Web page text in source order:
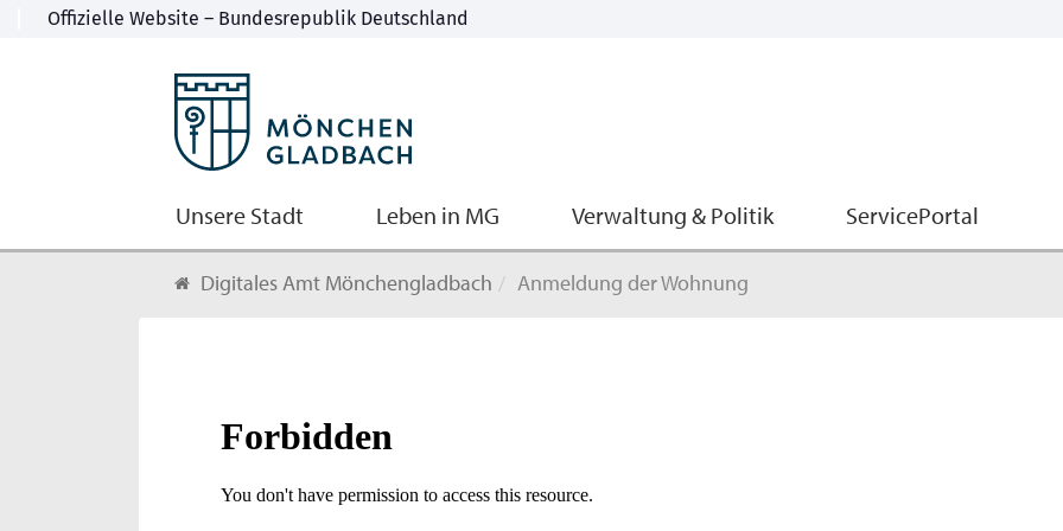
Unsere Stadt Leben in MG Verwaltung & Politik ServicePortal
Digitales Amt Mönchengladbach Anmeldung der Wohnung